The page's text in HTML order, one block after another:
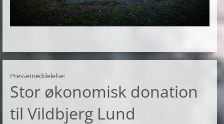
Pressemeddelelse:
Stor økonomisk donation
til Vildbjerg Lund